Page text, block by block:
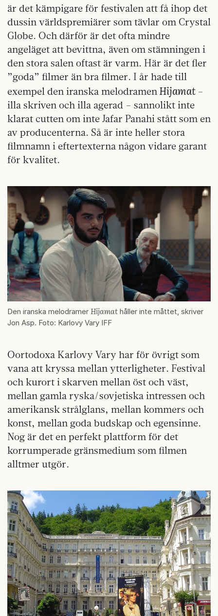
är det kämpigare för festivalen att få ihop det
dussin världspremiärer som tävlar om Crystal
Globe. Och därför är det ofta mindre
angeläget att bevittna, även om stämningen i
den stora salen oftast är varm. Här är det fler
”goda” filmer än bra filmer. I år hade till
exempel den iranska melodramenHijamat –
illa skriven och illa agerad – sannolikt inte
klarat cutten om inte Jafar Panahi stått som en
av producenterna. Så är inte heller stora
filmnamn i eftertexterna någon vidare garant
för kvalitet.
Den iranska melodramer Hijamat håller inte måttet, skriver
Jon Asp. Foto: Karlovy Vary IFF
Oortodoxa Karlovy Vary har för övrigt som
vana att kryssa mellan ytterligheter. Festival
och kurort i skarven mellan öst och väst,
mellan gamla ryska/sovjetiska intressen och
amerikansk strålglans, mellan kommers och
konst, mellan goda budskap och egensinne.
Nog är det en perfekt plattform för det
korrumperade gränsmedium som filmen
alltmer utgör.